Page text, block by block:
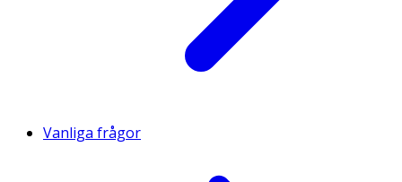
Vanliga frågor